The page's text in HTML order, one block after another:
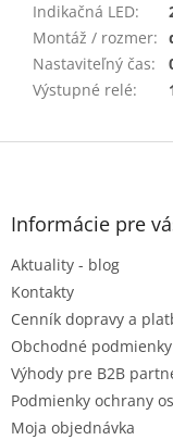
Indikačná LED:
Montáž / rozmer:
Nastaviteľný čas:
Výstupné relé:
Z
Informácie pre
Aktuality - blog
Kontakty
Cenník dopravy a
Obchodné podmienky
Výhody pre B2B
Podmienky ochrany
Moja objednávka